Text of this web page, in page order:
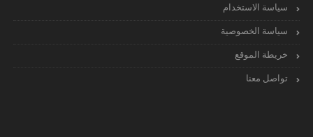
سياسة الاستخدام
سياسة الخصوصية
خريطة الموقع
تواصل معنا